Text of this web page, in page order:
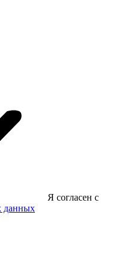
Я согласен с
данных